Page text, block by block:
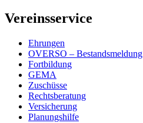
Vereinsservice
Ehrungen
OVERSO – Bestandsmeldung
Fortbildung
GEMA
Zuschüsse
Rechtsberatung
Versicherung
Planungshilfe